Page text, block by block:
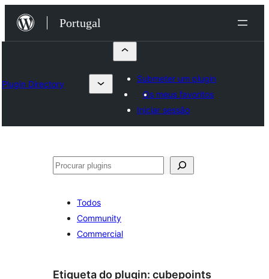
Saltar
para
Portugal
Plugin Directory
Submeter um plugin
Os meus favoritos
Iniciar sessão
Pesquisar
Todos
Community
Commercial
Etiqueta do plugin: cubepoints